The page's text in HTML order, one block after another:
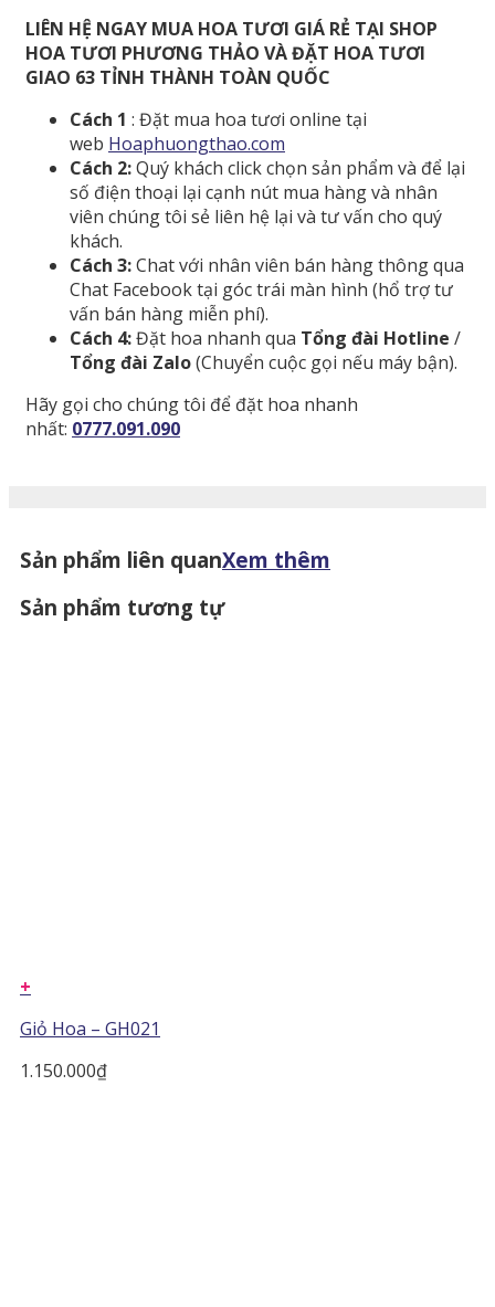
LIÊN HỆ NGAY MUA HOA TƯƠI GIÁ RẺ TẠI SHOP
HOA TƯƠI PHƯƠNG THẢO VÀ ĐẶT HOA TƯƠI
GIAO 63 TỈNH THÀNH TOÀN QUỐC
Cách 1 : Đặt mua hoa tươi online tại
web Hoaphuongthao.com
Cách 2:Quý khách click chọn sản phẩm và để lại
số điện thoại lại cạnh nút mua hàng và nhân
viên chúng tôi sẻ liên hệ lại và tư vấn cho quý
khách.
Cách 3:Chat với nhân viên bán hàng thông qua
Chat Facebook tại góc trái màn hình (hổ trợ tư
vấn bán hàng miễn phí).
Cách 4:Đặt hoa nhanh qua Tổng đài Hotline /
Tổng đài Zalo(Chuyển cuộc gọi nếu máy bận).
Hãy gọi cho chúng tôi để đặt hoa nhanh
nhất: 0777.091.090
Sản phẩm liên quanXem thêm
Sản phẩm tương tự
+
Giỏ Hoa – GH021
1.150.000₫